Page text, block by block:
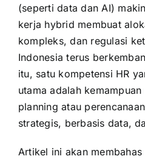
(seperti data dan AI)
kerja hybrid membuat
kompleks, dan regulasi
Indonesia terus
itu, satu kompetensi HR
utama adalah
planning atau
strategis, berbasis data,
Artikel ini akan